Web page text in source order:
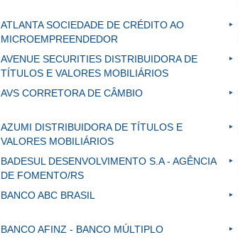
ATLANTA SOCIEDADE DE CRÉDITO AO
MICROEMPREENDEDOR
AVENUE SECURITIES DISTRIBUIDORA DE
TÍTULOS E VALORES MOBILIÁRIOS
AVS CORRETORA DE CÂMBIO
AZUMI DISTRIBUIDORA DE TÍTULOS E
VALORES MOBILIÁRIOS
BADESUL DESENVOLVIMENTO S.A - AGÊNCIA
DE FOMENTO/RS
BANCO ABC BRASIL
BANCO AFINZ - BANCO MÚLTIPLO